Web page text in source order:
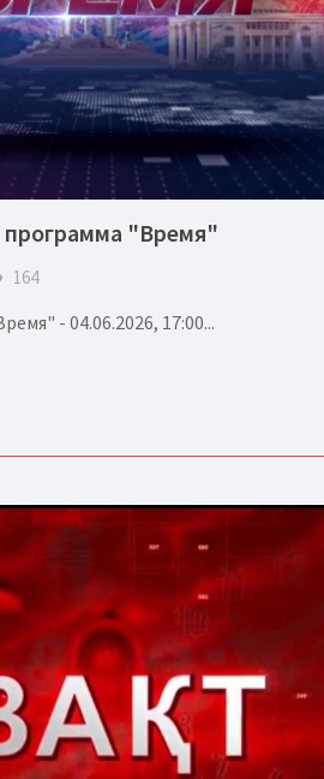
"Время"
164
- 04.06.2026, 17:00...